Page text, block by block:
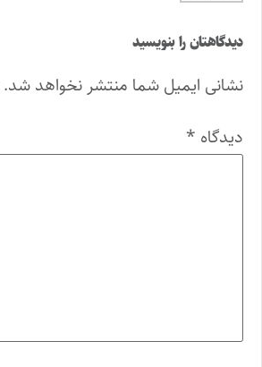
دیدگاهتان را بنویسید
نشانی ایمیل شما منتشر نخواهد شد.
دیدگاه *